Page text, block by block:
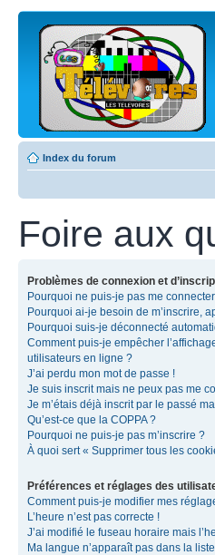
Index du forum
Foire aux
Problèmes de connexion et
Pourquoi ne puis-je pas me
Pourquoi ai-je besoin de m’inscrire,
Pourquoi suis-je déconnecté
Comment puis-je empêcher
utilisateurs en ligne ?
J’ai perdu mon mot de passe !
Je suis inscrit mais ne peux pas me
Je m’étais déjà inscrit par le passé
Qu’est-ce que la COPPA ?
Pourquoi ne puis-je pas m’inscrire ?
À quoi sert « Supprimer tous les
Préférences et réglages des
Comment puis-je modifier mes
L’heure n’est pas correcte !
J’ai modifié le fuseau horaire mais
Ma langue n’apparaît pas dans la